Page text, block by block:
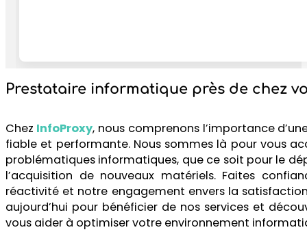
Prestataire informatique près de chez
Chez InfoProxy, nous comprenons l’importance
fiable et performante. Nous sommes là pour vous
problématiques informatiques, que ce soit pour le
l’acquisition de nouveaux matériels. Faites
réactivité et notre engagement envers la
aujourd’hui pour bénéficier de nos services et
vous aider à optimiser votre environnement